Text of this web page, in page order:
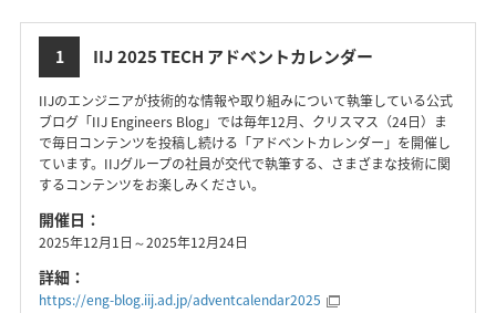
1 IIJ 2025 TECH アドベントカレンダー
IIJのエンジニアが技術的な情報や取り組みについて執筆している公式
ブログ「IIJ Engineers Blog」では毎年12月、クリスマス（24日）ま
で毎日コンテンツを投稿し続ける「アドベントカレンダー」を開催し
ています。IIJグループの社員が交代で執筆する、さまざまな技術に関
するコンテンツをお楽しみください。
開催日：
2025年12月1日～2025年12月24日
詳細：
https://eng-blog.iij.ad.jp/adventcalendar2025